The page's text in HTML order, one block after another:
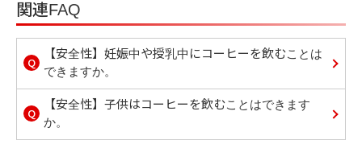
関連FAQ
Q
【安全性】妊娠中や授乳中にコーヒーを飲むことは
できますか。
Q
【安全性】子供はコーヒーを飲むことはできます
か。